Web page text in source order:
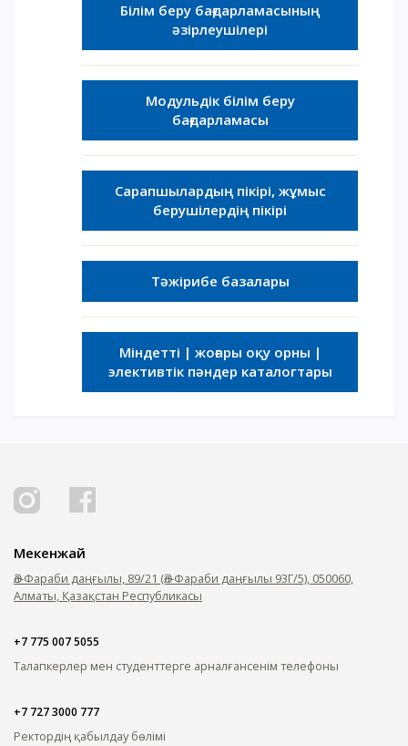
Білім беру бағдарламасының
әзірлеушілері
Модульдік білім беру
бағдарламасы
Сарапшылардың пікірі, жұмыс
берушілердің пікірі
Тәжірибе базалары
Міндетті | жоғары оқу орны |
элективтік пәндер каталогтары
Мекенжай
Әл-Фараби даңғылы, 89/21 (Әл-Фараби даңғылы 93Г/5), 050060,
Алматы, Қазақстан Республикасы
+7 775 007 5055
Талапкерлер мен студенттерге арналғансенім телефоны
+7 727 3000 777
Ректордің қабылдау бөлімі